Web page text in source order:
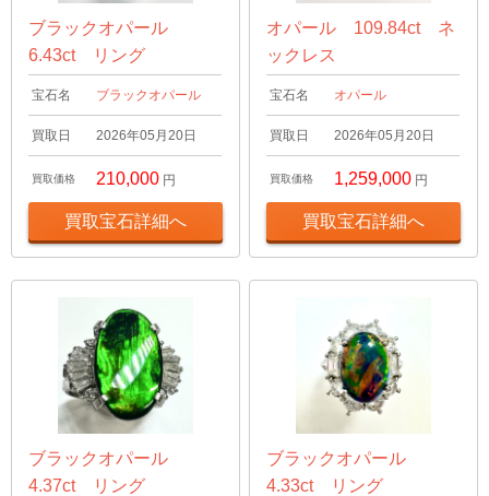
ブラックオパール
6.43ct リング
宝石名 ブラックオパール
買取日 2026年05月20日
買取価格 210,000 円
買取宝石詳細へ
オパール 109.84ct ネ
ックレス
宝石名 オパール
買取日 2026年05月20日
買取価格 1,259,000 円
買取宝石詳細へ
ブラックオパール
4.37ct リング
ブラックオパール
4.33ct リング